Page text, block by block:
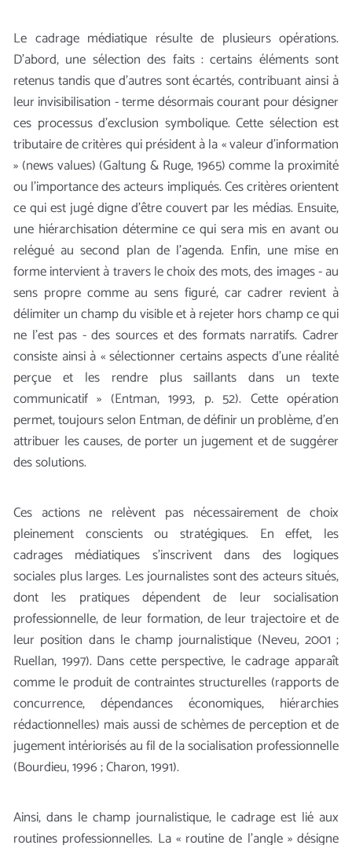
Le cadrage médiatique résulte de plusieurs opérations.
D’abord, une sélection des faits : certains éléments sont
retenus tandis que d’autres sont écartés, contribuant ainsi à
leur invisibilisation - terme désormais courant pour désigner
ces processus d’exclusion symbolique. Cette sélection est
tributaire de critères qui président à la « valeur d’information
» (news values) (Galtung & Ruge, 1965) comme la proximité
ou l’importance des acteurs impliqués. Ces critères orientent
ce qui est jugé digne d’être couvert par les médias. Ensuite,
une hiérarchisation détermine ce qui sera mis en avant ou
relégué au second plan de l’agenda. Enfin, une mise en
forme intervient à travers le choix des mots, des images - au
sens propre comme au sens figuré, car cadrer revient à
délimiter un champ du visible et à rejeter hors champ ce qui
ne l’est pas - des sources et des formats narratifs. Cadrer
consiste ainsi à « sélectionner certains aspects d’une réalité
perçue et les rendre plus saillants dans un texte
communicatif » (Entman, 1993, p. 52). Cette opération
permet, toujours selon Entman, de définir un problème, d’en
attribuer les causes, de porter un jugement et de suggérer
des solutions.
Ces actions ne relèvent pas nécessairement de choix
pleinement conscients ou stratégiques. En effet, les
cadrages médiatiques s’inscrivent dans des logiques
sociales plus larges. Les journalistes sont des acteurs situés,
dont les pratiques dépendent de leur socialisation
professionnelle, de leur formation, de leur trajectoire et de
leur position dans le champ journalistique (Neveu, 2001 ;
Ruellan, 1997). Dans cette perspective, le cadrage apparaît
comme le produit de contraintes structurelles (rapports de
concurrence, dépendances économiques, hiérarchies
rédactionnelles) mais aussi de schèmes de perception et de
jugement intériorisés au fil de la socialisation professionnelle
(Bourdieu, 1996 ; Charon, 1991).
Ainsi, dans le champ journalistique, le cadrage est lié aux
routines professionnelles. La « routine de l’angle » désigne